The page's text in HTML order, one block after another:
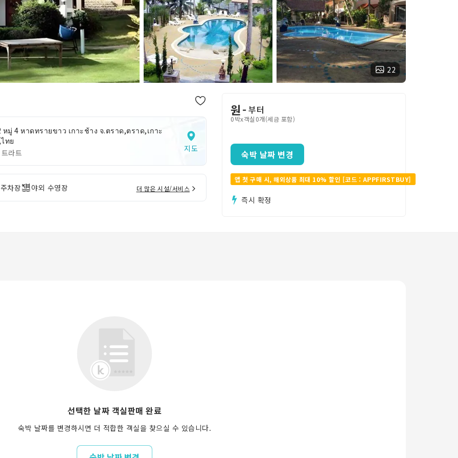
22
หมู่ 4 หาดทรายขาว เกาะช้าง จ.ตราด,ตราด,เกาะ
ทย
라트
지도
주차장 야외 수영장 더 많은 시설/서비스
원-부터
0박x객실0개(세금 포함)
숙박 날짜 변경
앱 첫 구매 시, 해외상품 최대 10% 할인 [코드 : APPFIRSTBUY]
즉시 확정
선택한 날짜 객실판매 완료
숙박 날짜를 변경하시면 더 적합한 객실을 찾으실 수 있습니다.